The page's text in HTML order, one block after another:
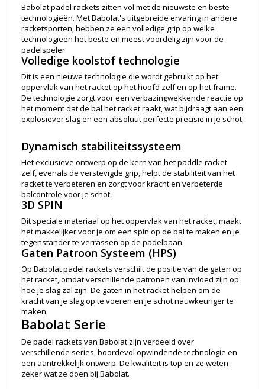
Babolat padel rackets zitten vol met de nieuwste en beste
technologieën. Met Babolat's uitgebreide ervaring in andere
racketsporten, hebben ze een volledige grip op welke
technologieën het beste en meest voordelig zijn voor de
padelspeler.
Volledige koolstof technologie
Dit is een nieuwe technologie die wordt gebruikt op het
oppervlak van het racket op het hoofd zelf en op het frame.
De technologie zorgt voor een verbazingwekkende reactie op
het moment dat de bal het racket raakt, wat bijdraagt aan een
explosiever slag en een absoluut perfecte precisie in je schot.
Dynamisch stabiliteitssysteem
Het exclusieve ontwerp op de kern van het paddle racket
zelf, evenals de verstevigde grip, helpt de stabiliteit van het
racket te verbeteren en zorgt voor kracht en verbeterde
balcontrole voor je schot.
3D SPIN
Dit speciale materiaal op het oppervlak van het racket, maakt
het makkelijker voor je om een spin op de bal te maken en je
tegenstander te verrassen op de padelbaan.
Gaten Patroon Systeem (HPS)
Op Babolat padel rackets verschilt de positie van de gaten op
het racket, omdat verschillende patronen van invloed zijn op
hoe je slag zal zijn. De gaten in het racket helpen om de
kracht van je slag op te voeren en je schot nauwkeuriger te
maken.
Babolat Serie
De padel rackets van Babolat zijn verdeeld over
verschillende series, boordevol opwindende technologie en
een aantrekkelijk ontwerp. De kwaliteit is top en ze weten
zeker wat ze doen bij Babolat.